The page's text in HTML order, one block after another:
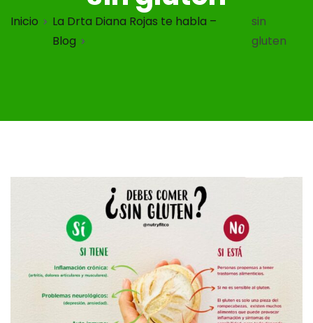
Inicio
La Drta Diana Rojas te habla –
Blog
sin
gluten